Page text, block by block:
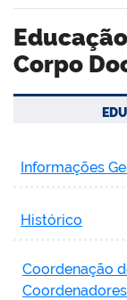
Educação especial inclusiva:
Corpo
Informações
Histórico
Coordenação